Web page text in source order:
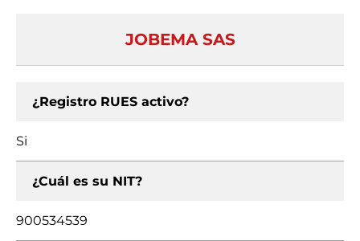
JOBEMA SAS
¿Registro RUES activo?
Si
¿Cuál es su NIT?
900534539